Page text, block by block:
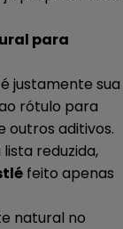
para
justamente sua
rótulo para
outros aditivos.
reduzida,
feito apenas
natural no